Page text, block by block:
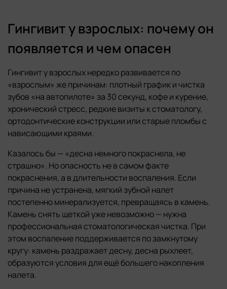
Гингивит у взрослых: почему он
появляется и чем опасен
Гингивит у взрослых нередко развивается по
«взрослым» же причинам: плотный график и чистка
зубов «на автопилоте» за 30 секунд, кофе и курение,
хронический стресс, редкие визиты к стоматологу,
ортодонтические конструкции или старые пломбы с
нависающими краями.
Казалось бы — «десна немного покраснела, не
страшно». Но опасность не в самом факте
покраснения, а в длительности воспаления. Если
причина не устранена, мягкий зубной налет
постепенно минерализуется, превращаясь в камень.
Камень снять щеткой уже невозможно — нужна
профессиональная стоматологическая чистка. При
этом воспаление поддерживается по замкнутому
кругу: камень раздражает десну, десна рыхлеет,
образуются условия для ещё большего накопления
налета.